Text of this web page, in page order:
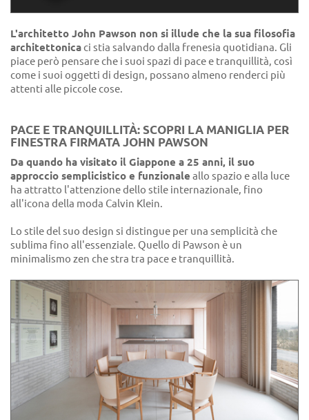
L'architetto John Pawson non si illude che la sua filosofia
architettonicaci stia salvando dalla frenesia quotidiana. Gli
piace però pensare che i suoi spazi di pace e tranquillità, così
come i suoi oggetti di design, possano almeno renderci più
attenti alle piccole cose.
PACE E TRANQUILLITÀ: SCOPRI LA MANIGLIA PER
FINESTRA FIRMATA JOHN PAWSON
Da quando ha visitato il Giappone a 25 anni, il suo
approccio semplicistico e funzionale allo spazio e alla luce
ha attratto l'attenzione dello stile internazionale, fino
all'icona della moda Calvin Klein.
Lo stile del suo design si distingue per una semplicità che
sublima fino all'essenziale. Quello di Pawson è un
minimalismo zen che stra tra pace e tranquillità.